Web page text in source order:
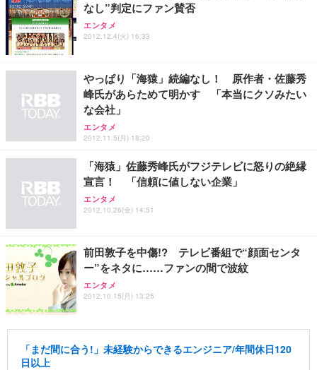
Sezlife オフィスチェア デスクチェア 疲れない テレ
ワーク チェア 強化バックレスト 30度ロッキング機
ョン PCチェア 通気性メッシュ ゲーミング/勉強/事
務用 おしゃれ パソコンチェア (ブラック)
￥7,680
Sezlife オフィスチェア デスクチェア 疲れない テレ
ワーク チェア 強化バックレスト 30度ロッキング機
能 人間工学 椅子 腰サポート 90度跳ね上げ式アーム
レスト 3Dヘッドレスト ハンガー付き 高反発クッシ
ョン PCチェア 通気性メッシュ ゲーミング/勉強/事
務用 おしゃれ パソコンチェア (ホワイト)
ANDWINT オフィスチェア デスクチェア 肘なし メ
ッシュ 通気性 ランバーサポート付き 腰サポート ガ
ス圧無段階昇降 360度回転 キャスター付き コンパク
【純正品】27"ゲーミングモニター DualSense 充電
フック付き（CFI-ZDM1J）
【整備済み品】Dell E2724HS 27インチ 液晶モニタ
ー フルHD（1920×1080）VA 非光沢 HDMI/DisplayP
ort/VGA スピーカー内蔵 高さ調整 スイベル VESA対
応 ComfortView ビジネス向け
【MiniLED/24.5inch/280Hz/FHD】GRAPHT THE S
HOOTER Gaming Monitor 24” Essential ゲーミン
グモニター QD 24.5インチ 1ms FHD 量子ドット 残
ネオ・ルーライフ ネオ・オムツ L 中型犬用 26枚入
Smart Basic(スマートベーシック) 【Amazon.co.jp
限定】 Smart Basic アイリスオーヤマ ペットシーツ
超厚型 お徳用 ワイド 100枚入 (x 1) (ケース販売)
アイリスオーヤマ ペットシーツ 超厚型 お徳用 レギ
ュラー 200枚入【Amazon.co.jp限定】
なし”判定にファン賛否
エンタメ
2012.12.4(火) 16:33
やっぱり「海猿」続編なし！ 原作者・佐藤秀
峰氏があらためて明かす 「本当にクソみたい
な会社」
エンタメ
2012.11.5(月) 18:20
「海猿」佐藤秀峰氏がフジテレビに怒りの絶縁
宣言！ 「信頼に値しない企業」
エンタメ
2012.10.26(金) 14:51
前田敦子を中傷!? テレビ番組で“顔面センタ
ー”をネタに……ファンの間で波紋
エンタメ
2012.10.15(月) 13:25
「まだ間に合う!」未経験からできるエンジニア/年間休日120
日以上